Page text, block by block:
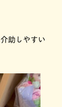
助しやすい